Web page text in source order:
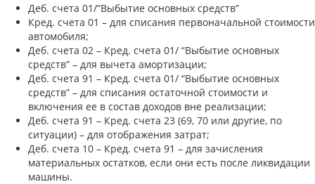
Деб. счета 01/“Выбытие основных средств”
Кред. счета 01 – для списания первоначальной стоимости
автомобиля;
Деб. счета 02 – Кред. счета 01/ “Выбытие основных
средств” – для вычета амортизации;
Деб. счета 91 – Кред. счета 01/ “Выбытие основных
средств” – для списания остаточной стоимости и
включения ее в состав доходов вне реализации;
Деб. счета 91 – Кред. счета 23 (69, 70 или другие, по
ситуации) – для отображения затрат;
Деб. счета 10 – Кред. счета 91 – для зачисления
материальных остатков, если они есть после ликвидации
машины.